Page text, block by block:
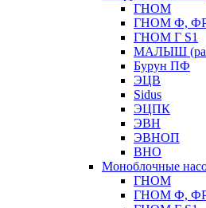
ГНОМ
ГНОМ Ф,
ГНОМ Г S1
МАЛЫШ
Бурун ПФ
ЭЦВ
Sidus
ЭЦПК
ЭВН
ЭВНОП
ВНО
Моноблочные
ГНОМ
ГНОМ Ф,